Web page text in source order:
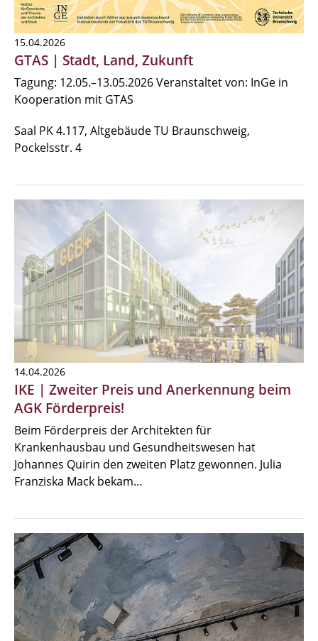
15.04.2026
GTAS | Stadt, Land, Zukunft
Tagung: 12.05.–13.05.2026 Veranstaltet von: InGe in
Kooperation mit GTAS
Saal PK 4.117, Altgebäude TU Braunschweig,
Pockelsstr. 4
14.04.2026
IKE | Zweiter Preis und Anerkennung beim
AGK Förderpreis!
Beim Förderpreis der Architekten für
Krankenhausbau und Gesundheitswesen hat
Johannes Quirin den zweiten Platz gewonnen. Julia
Franziska Mack bekam…